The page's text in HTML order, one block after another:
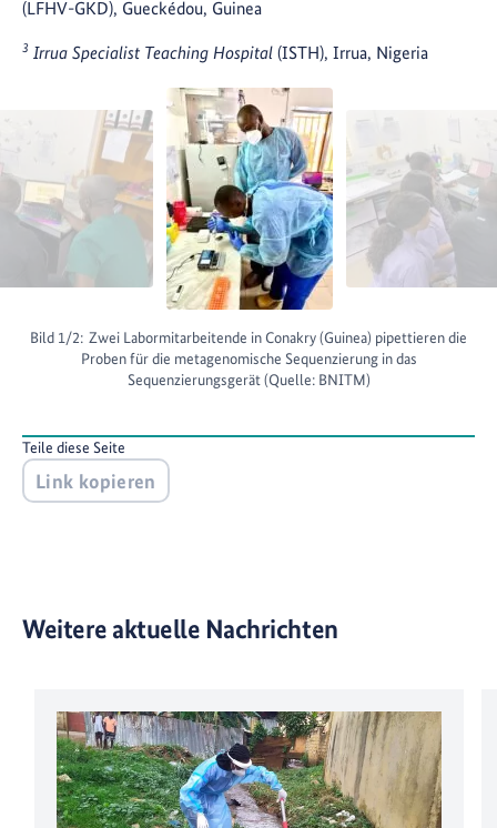
(LFHV-GKD), Gueckédou, Guinea
3 Irrua Specialist Teaching Hospital (ISTH), Irrua, Nigeria
Bild 1/2: Zwei Labormitarbeitende in Conakry (Guinea) pipettieren die
Proben für die metagenomische Sequenzierung in das
Sequenzierungsgerät (Quelle: BNITM)
Teile diese Seite
Link kopieren
Weitere aktuelle Nachrichten